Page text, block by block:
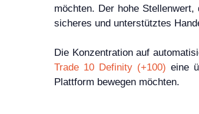
möchten. Der hohe
sicheres und unterstütztes
Die Konzentration auf
Trade 10 Definity (+100) eine
Plattform bewegen möchten.